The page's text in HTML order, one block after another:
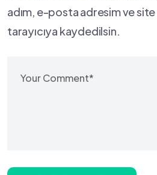
adım, e-posta adresim ve
tarayıcıya kaydedilsin.